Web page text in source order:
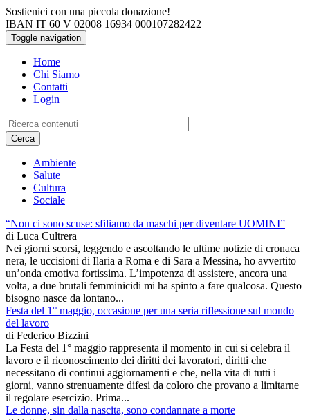
Salta al contenuto principale
Sostienici con una piccola donazione!
IBAN IT 60 V 02008 16934 000107282422
Toggle navigation
Home
Chi Siamo
Contatti
Login
Cerca
Ambiente
Salute
Cultura
Sociale
“Non ci sono scuse: sfiliamo da maschi per diventare UOMINI”
di Luca Cultrera
Nei giorni scorsi, leggendo e ascoltando le ultime notizie di cronaca
nera, le uccisioni di Ilaria a Roma e di Sara a Messina, ho avvertito
un’onda emotiva fortissima. L’impotenza di assistere, ancora una
volta, a due brutali femminicidi mi ha spinto a fare qualcosa. Questo
bisogno nasce da lontano...
Festa del 1° maggio, occasione per una seria riflessione sul mondo
del lavoro
di Federico Bizzini
La Festa del 1° maggio rappresenta il momento in cui si celebra il
lavoro e il riconoscimento dei diritti dei lavoratori, diritti che
necessitano di continui aggiornamenti e che, nella vita di tutti i
giorni, vanno strenuamente difesi da coloro che provano a limitarne
il regolare esercizio. Prima...
Le donne, sin dalla nascita, sono condannate a morte